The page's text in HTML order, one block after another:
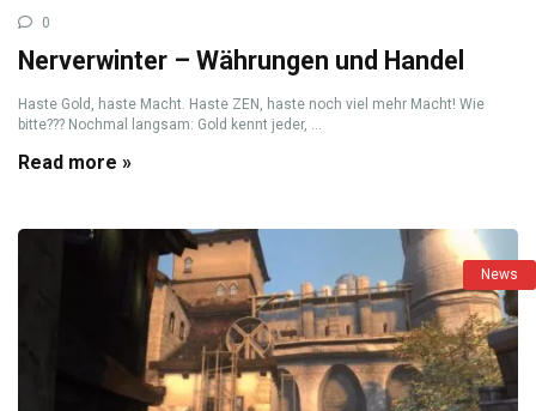
0
Nerverwinter – Währungen und Handel
Haste Gold, haste Macht. Haste ZEN, haste noch viel mehr Macht! Wie
bitte??? Nochmal langsam: Gold kennt jeder, ...
Read more »
News